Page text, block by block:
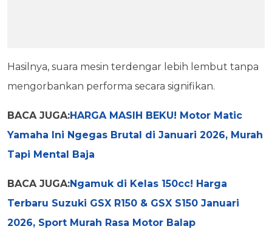
Hasilnya, suara mesin terdengar lebih lembut tanpa
mengorbankan performa secara signifikan.
BACA JUGA:HARGA MASIH BEKU! Motor Matic
Yamaha Ini Ngegas Brutal di Januari 2026, Murah
Tapi Mental Baja
BACA JUGA:Ngamuk di Kelas 150cc! Harga
Terbaru Suzuki GSX R150 & GSX S150 Januari
2026, Sport Murah Rasa Motor Balap